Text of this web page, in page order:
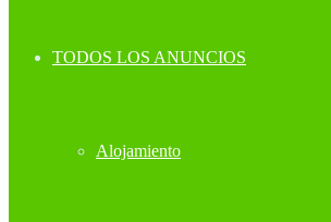
TODOS LOS ANUNCIOS
Alojamiento